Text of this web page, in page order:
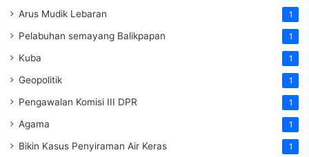
Arus Mudik Lebaran 1
Pelabuhan semayang Balikpapan 1
Kuba 1
Geopolitik 1
Pengawalan Komisi III DPR 1
Agama 1
Bikin Kasus Penyiraman Air Keras 1